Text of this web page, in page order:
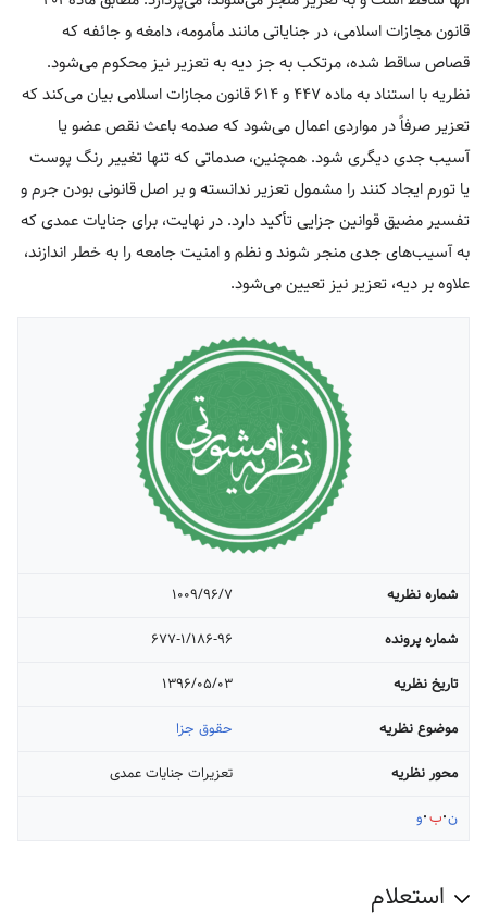
قانون مجازات اسلامی، در جنایاتی مانند مأمومه، دامغه و جائفه که
قصاص ساقط شده، مرتکب به جز دیه به تعزیر نیز محکوم می‌شود.
نظریه با استناد به ماده ۴۴۷ و ۶۱۴ قانون مجازات اسلامی بیان می‌کند که
تعزیر صرفاً در مواردی اعمال می‌شود که صدمه باعث نقص عضو یا
آسیب جدی دیگری شود. همچنین، صدماتی که تنها تغییر رنگ پوست
یا تورم ایجاد کنند را مشمول تعزیر ندانسته و بر اصل قانونی بودن جرم و
تفسیر مضیق قوانین جزایی تأکید دارد. در نهایت، برای جنایات عمدی که
به آسیب‌های جدی منجر شوند و نظم و امنیت جامعه را به خطر اندازند،
علاوه بر دیه، تعزیر نیز تعیین می‌شود.
شماره نظریه
۱۰۰۹/۹۶/۷
شماره پرونده
۶۷۷-۱/۱۸۶-۹۶
تاریخ نظریه
۱۳۹۶/۰۵/۰۳
موضوع نظریه
حقوق جزا
محور نظریه
تعزیرات جنایات عمدی
ن ب و
استعلام